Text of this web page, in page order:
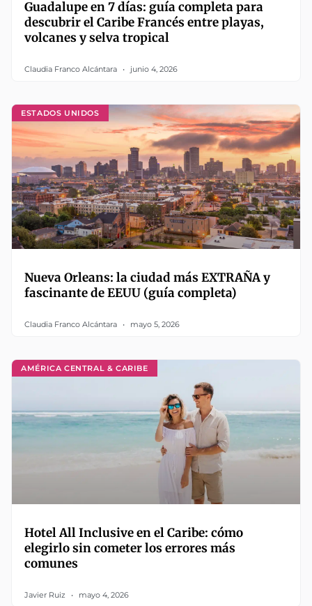
Guadalupe en 7 días: guía completa para
descubrir el Caribe Francés entre playas,
volcanes y selva tropical
Claudia Franco Alcántara junio 4, 2026
ESTADOS UNIDOS
Nueva Orleans: la ciudad más EXTRAÑA y
fascinante de EEUU (guía completa)
Claudia Franco Alcántara mayo 5, 2026
AMÉRICA CENTRAL & CARIBE
Hotel All Inclusive en el Caribe: cómo
elegirlo sin cometer los errores más
comunes
Javier Ruiz mayo 4, 2026